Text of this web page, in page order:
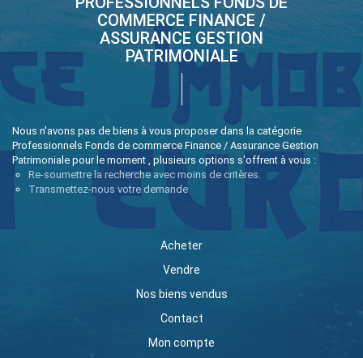
COMMERCE FINANCE /
ASSURANCE GESTION
PATRIMONIALE
Nous n'avons pas de biens à vous proposer dans la catégorie
Professionnels Fonds de commerce Finance / Assurance Gestion
Patrimoniale pour le moment , plusieurs options s'offrent à vous :
Re-soumettre la recherche avec moins de critères.
Transmettez-nous votre demande
Acheter
Vendre
Nos biens vendus
Contact
Mon compte